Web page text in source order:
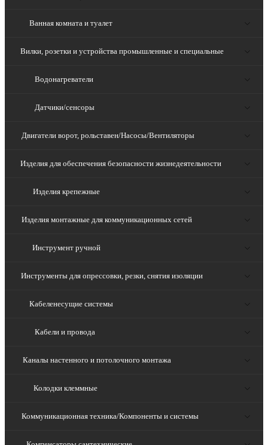
Ванная комната и туалет
Вилки, розетки и устройства промышленные и специальные
Водонагреватели
Датчики/сенсоры
Двигатели ворот, рольставен/Насосы/Вентиляторы
Изделия для обеспечения безопасности жизнедеятельности
Изделия крепежные
Изделия монтажные для коммуникационных сетей
Инструмент ручной
Инструменты для опрессовки, резки, снятия изоляции
Кабеленесущие системы
Кабели и провода
Каналы настенного и потолочного монтажа
Колодки клеммные
Коммуникационная техника/Компоненты и системы